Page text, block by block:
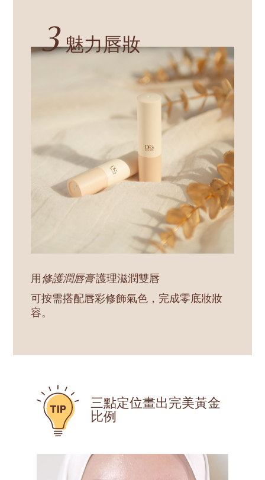
3魅力唇妝
用 修護潤唇膏護理滋潤雙唇
可按需搭配唇彩修飾氣色，完成零底妝妝
容。
三點定位畫出完美黃金
比例